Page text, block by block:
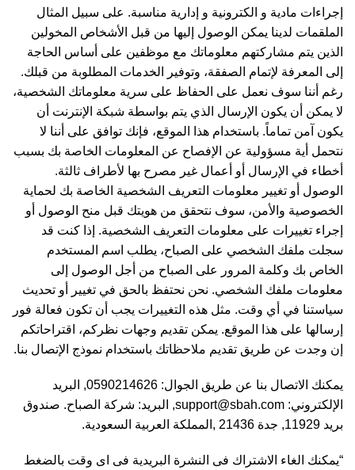
إجراءات مادية و الكترونية و إدارية مناسبة. على سبيل المثال
الملقمات لدينا يمكن الوصول إليها من قبل الأشخاص المخولين
الذين يتم مشاركتهم معلوماتك مع موظفين على أساس الحاجة
إلى المعرفة لإتمام الصفقة، وتوفير الخدمات المطلوبة من قبلك.
رغم أننا سوف نعمل على الحفاظ على سرية معلوماتك الشخصية،
لا يمكن أن يكون الإرسال الذي يتم بواسطة شبكة الإنترنت أن
يكون آمن تماماً. باستخدام هذا الموقع، فإنك توافق على أننا لا
نتحمل أية مسؤولية عن الإفصاح عن المعلومات الخاصة بك بسبب
أخطاء في الإرسال أو أعمال غير مصرح بها لأطراف ثالثة.
الوصول أو تغيير معلومات التعريف الشخصية الخاصة بك لحماية
الخصوصية والأمن، سوف نتحقق من هويتك قبل منح الوصول أو
إجراء تغييرات على معلومات التعريف الشخصية. إذا كنت قد
سجلت ملفك الشخصي على الصباح، يطلب اسم المستخدم
الخاص بك وكلمة المرور على الصباح من أجل الوصول إلى
معلومات ملفك الشخصي. نحن نحتفظ بالحق في تغيير أو تحديث
سياستنا في أي وقت. مثل هذه التغييرات يجب أن تكون فعالة فور
إرسالها على هذا الموقع. يمكن تقديم وجهات نظركم، اقتراحاتكم
إن وجدت عن طريق تقديم ملاحظاتك باستخدام نموذج الإتصال بنا.
يمكنك الاتصال بنا عن طريق الجوال: 0590214626, البريد
الإلكتروني: support@sbah.com, البريد: شركة الصباح. صندوق
بريد 11929, جدة 21436 ,المملكة العربية السعودية.
“يمكنك الغاء الاشتراك فى النشرة البريدية فى اى وقت بالضغط